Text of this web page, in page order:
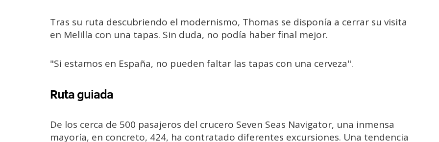
Tras su ruta descubriendo el modernismo, Thomas se disponía a cerrar su visita
en Melilla con una tapas. Sin duda, no podía haber final mejor.
"Si estamos en España, no pueden faltar las tapas con una cerveza".
Ruta guiada
De los cerca de 500 pasajeros del crucero Seven Seas Navigator, una inmensa
mayoría, en concreto, 424, ha contratado diferentes excursiones. Una tendencia